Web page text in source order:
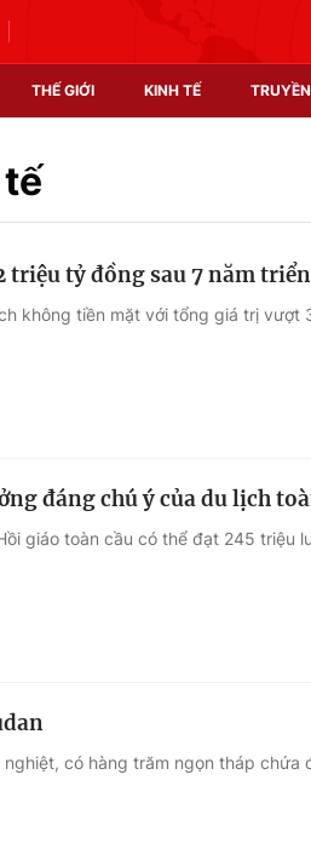
THẾ GIỚI KINH TẾ
Học trực
tỷ đồng sau 7 năm
không tiền mặt với tổng giá trị vượt
đáng chú ý của du lịch
giáo toàn cầu có thể đạt 245 triệu
có hàng trăm ngọn tháp chứa